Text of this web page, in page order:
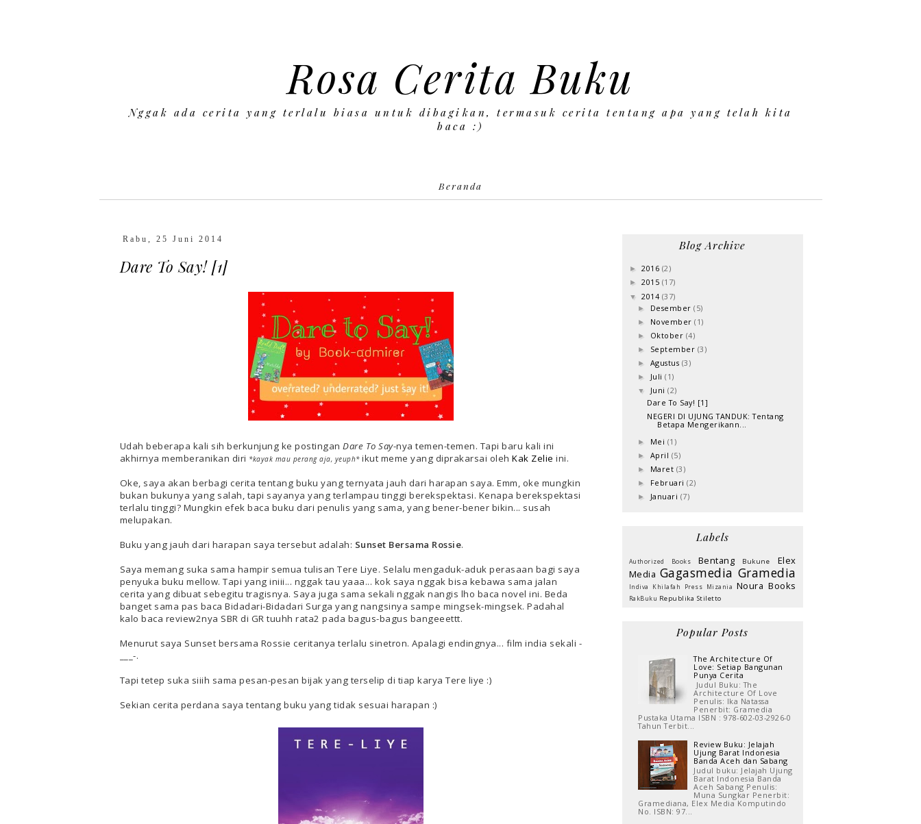
Rosa Cerita Buku
Nggak ada cerita yang terlalu biasa untuk dibagikan, termasuk cerita tentang apa yang telah kita
baca :)
Beranda
Rabu, 25 Juni 2014
Dare To Say! [1]
Udah beberapa kali sih berkunjung ke postingan Dare To Say-nya temen-temen. Tapi baru kali ini
akhirnya memberanikan diri *kayak mau perang aja, yeuph*ikut meme yang diprakarsai oleh Kak Zelie ini.
Oke, saya akan berbagi cerita tentang buku yang ternyata jauh dari harapan saya. Emm, oke mungkin
bukan bukunya yang salah, tapi sayanya yang terlampau tinggi berekspektasi. Kenapa berekspektasi
terlalu tinggi? Mungkin efek baca buku dari penulis yang sama, yang bener-bener bikin... susah
melupakan.
Buku yang jauh dari harapan saya tersebut adalah: Sunset Bersama Rossie.
Saya memang suka sama hampir semua tulisan Tere Liye. Selalu mengaduk-aduk perasaan bagi saya
penyuka buku mellow. Tapi yang iniii... nggak tau yaaa... kok saya nggak bisa kebawa sama jalan
cerita yang dibuat sebegitu tragisnya. Saya juga sama sekali nggak nangis lho baca novel ini. Beda
banget sama pas baca Bidadari-Bidadari Surga yang nangsinya sampe mingsek-mingsek. Padahal
kalo baca review2nya SBR di GR tuuhh rata2 pada bagus-bagus bangeeettt.
Menurut saya Sunset bersama Rossie ceritanya terlalu sinetron. Apalagi endingnya... film india sekali -
___-.
Tapi tetep suka siiih sama pesan-pesan bijak yang terselip di tiap karya Tere liye :)
Sekian cerita perdana saya tentang buku yang tidak sesuai harapan :)
Blog Archive
► 2016 (2)
► 2015 (17)
▼ 2014 (37)
► Desember(5)
► November(1)
► Oktober (4)
► September (3)
► Agustus (3)
► Juli(1)
▼ Juni(2)
Dare To Say! [1]
NEGERI DI UJUNG TANDUK: Tentang
Betapa Mengerikann...
► Mei (1)
► April (5)
► Maret (3)
► Februari(2)
► Januari (7)
Labels
Authorized Books Bentang Bukune
Elex
Media Gagasmedia Gramedia
Indiva Khilafah Press Mizania Noura Books
RakBuku Republika Stiletto
Popular Posts
The Architecture Of
Love: Setiap Bangunan
Punya Cerita
Judul Buku: The
Architecture Of Love
Penulis: Ika Natassa
Penerbit: Gramedia
Pustaka Utama ISBN : 978-602-03-2926-0
Tahun Terbit...
Review Buku: Jelajah
Ujung Barat Indonesia
Banda Aceh dan Sabang
Judul buku: Jelajah Ujung
Barat Indonesia Banda
Aceh Sabang Penulis:
Muna Sungkar Penerbit:
Gramediana, Elex Media Komputindo
No. ISBN: 97...